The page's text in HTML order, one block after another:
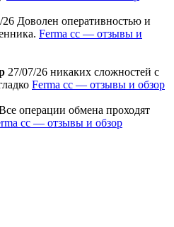
26 Доволен оперативностью и
Ferma cc — отзывы и
27/07/26 никаких сложностей с
Ferma cc — отзывы и обзор
операции обмена проходят
cc — отзывы и обзор